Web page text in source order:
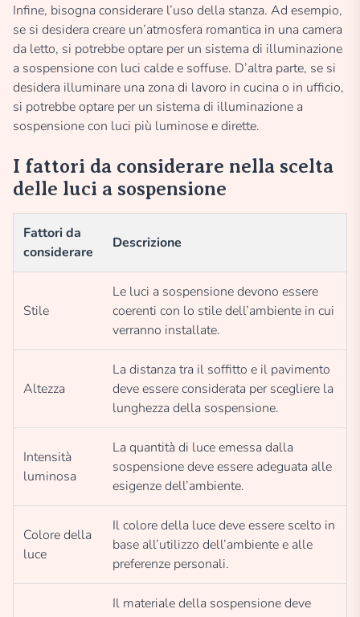
Infine, bisogna considerare l’uso della stanza. Ad esempio,
se si desidera creare un’atmosfera romantica in una camera
da letto, si potrebbe optare per un sistema di illuminazione
a sospensione con luci calde e soffuse. D’altra parte, se si
desidera illuminare una zona di lavoro in cucina o in ufficio,
si potrebbe optare per un sistema di illuminazione a
sospensione con luci più luminose e dirette.
I fattori da considerare nella scelta
delle luci a sospensione
Fattori da
considerare
Descrizione
Stile
Le luci a sospensione devono essere
coerenti con lo stile dell’ambiente in cui
verranno installate.
Altezza
La distanza tra il soffitto e il pavimento
deve essere considerata per scegliere la
lunghezza della sospensione.
Intensità
luminosa
La quantità di luce emessa dalla
sospensione deve essere adeguata alle
esigenze dell’ambiente.
Colore della
luce
Il colore della luce deve essere scelto in
base all’utilizzo dell’ambiente e alle
preferenze personali.
Il materiale della sospensione deve